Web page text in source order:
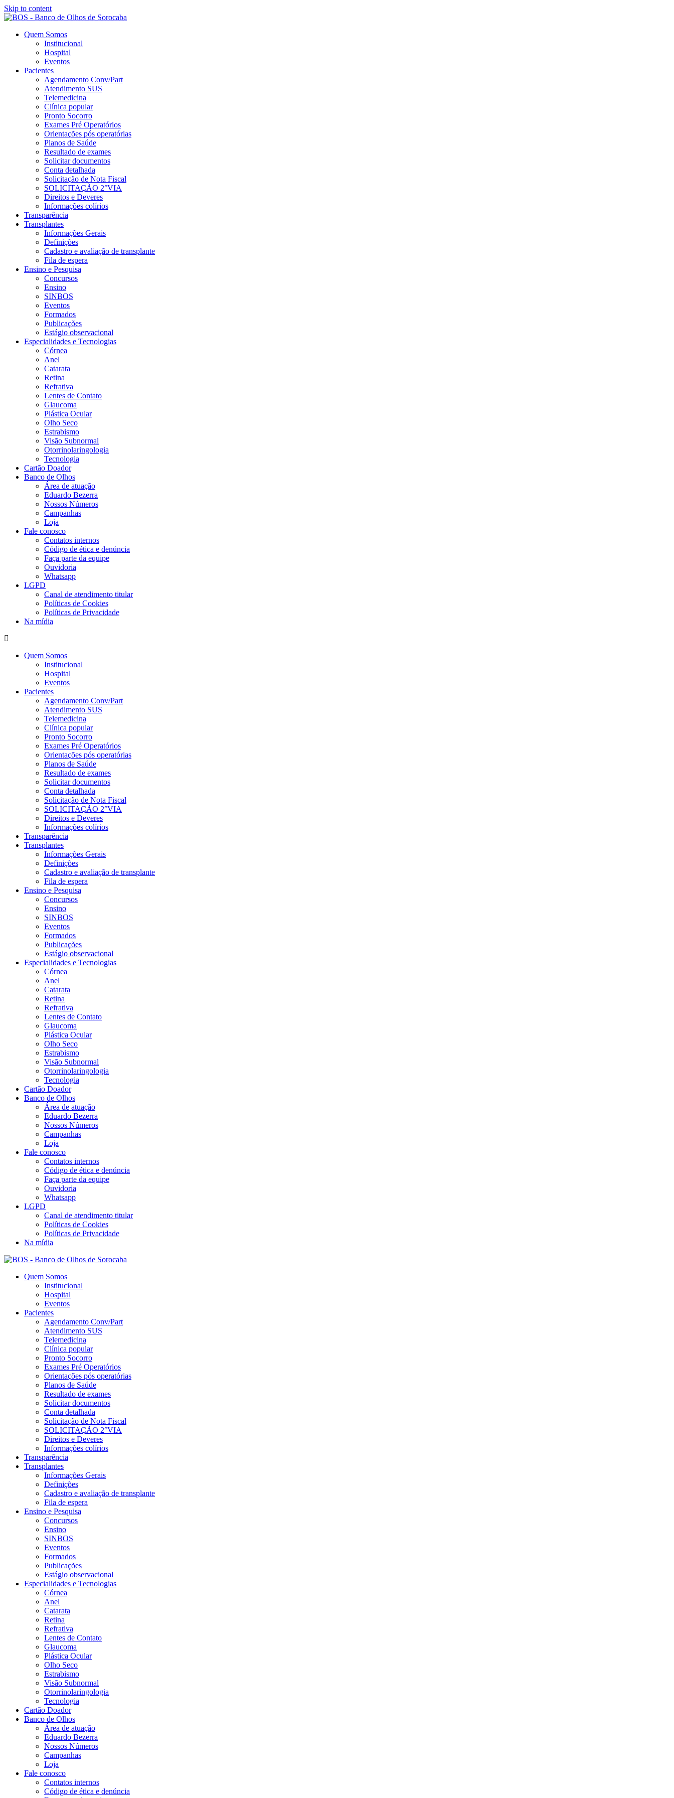
Skip to content
Quem Somos
Institucional
Hospital
Eventos
Pacientes
Agendamento Conv/Part
Atendimento SUS
Telemedicina
Clínica popular
Pronto Socorro
Exames Pré Operatórios
Orientações pós operatórias
Planos de Saúde
Resultado de exames
Solicitar documentos
Conta detalhada
Solicitação de Nota Fiscal
SOLICITAÇÃO 2°VIA
Direitos e Deveres
Informações colírios
Transparência
Transplantes
Informações Gerais
Definições
Cadastro e avaliação de transplante
Fila de espera
Ensino e Pesquisa
Concursos
Ensino
SINBOS
Eventos
Formados
Publicações
Estágio observacional
Especialidades e Tecnologias
Córnea
Anel
Catarata
Retina
Refrativa
Lentes de Contato
Glaucoma
Plástica Ocular
Olho Seco
Estrabismo
Visão Subnormal
Otorrinolaringologia
Tecnologia
Cartão Doador
Banco de Olhos
Área de atuação
Eduardo Bezerra
Nossos Números
Campanhas
Loja
Fale conosco
Contatos internos
Código de ética e denúncia
Faça parte da equipe
Ouvidoria
Whatsapp
LGPD
Canal de atendimento titular
Políticas de Cookies
Políticas de Privacidade
Na mídia
Quem Somos
Institucional
Hospital
Eventos
Pacientes
Agendamento Conv/Part
Atendimento SUS
Telemedicina
Clínica popular
Pronto Socorro
Exames Pré Operatórios
Orientações pós operatórias
Planos de Saúde
Resultado de exames
Solicitar documentos
Conta detalhada
Solicitação de Nota Fiscal
SOLICITAÇÃO 2°VIA
Direitos e Deveres
Informações colírios
Transparência
Transplantes
Informações Gerais
Definições
Cadastro e avaliação de transplante
Fila de espera
Ensino e Pesquisa
Concursos
Ensino
SINBOS
Eventos
Formados
Publicações
Estágio observacional
Especialidades e Tecnologias
Córnea
Anel
Catarata
Retina
Refrativa
Lentes de Contato
Glaucoma
Plástica Ocular
Olho Seco
Estrabismo
Visão Subnormal
Otorrinolaringologia
Tecnologia
Cartão Doador
Banco de Olhos
Área de atuação
Eduardo Bezerra
Nossos Números
Campanhas
Loja
Fale conosco
Contatos internos
Código de ética e denúncia
Faça parte da equipe
Ouvidoria
Whatsapp
LGPD
Canal de atendimento titular
Políticas de Cookies
Políticas de Privacidade
Na mídia
Quem Somos
Institucional
Hospital
Eventos
Pacientes
Agendamento Conv/Part
Atendimento SUS
Telemedicina
Clínica popular
Pronto Socorro
Exames Pré Operatórios
Orientações pós operatórias
Planos de Saúde
Resultado de exames
Solicitar documentos
Conta detalhada
Solicitação de Nota Fiscal
SOLICITAÇÃO 2°VIA
Direitos e Deveres
Informações colírios
Transparência
Transplantes
Informações Gerais
Definições
Cadastro e avaliação de transplante
Fila de espera
Ensino e Pesquisa
Concursos
Ensino
SINBOS
Eventos
Formados
Publicações
Estágio observacional
Especialidades e Tecnologias
Córnea
Anel
Catarata
Retina
Refrativa
Lentes de Contato
Glaucoma
Plástica Ocular
Olho Seco
Estrabismo
Visão Subnormal
Otorrinolaringologia
Tecnologia
Cartão Doador
Banco de Olhos
Área de atuação
Eduardo Bezerra
Nossos Números
Campanhas
Loja
Fale conosco
Contatos internos
Código de ética e denúncia